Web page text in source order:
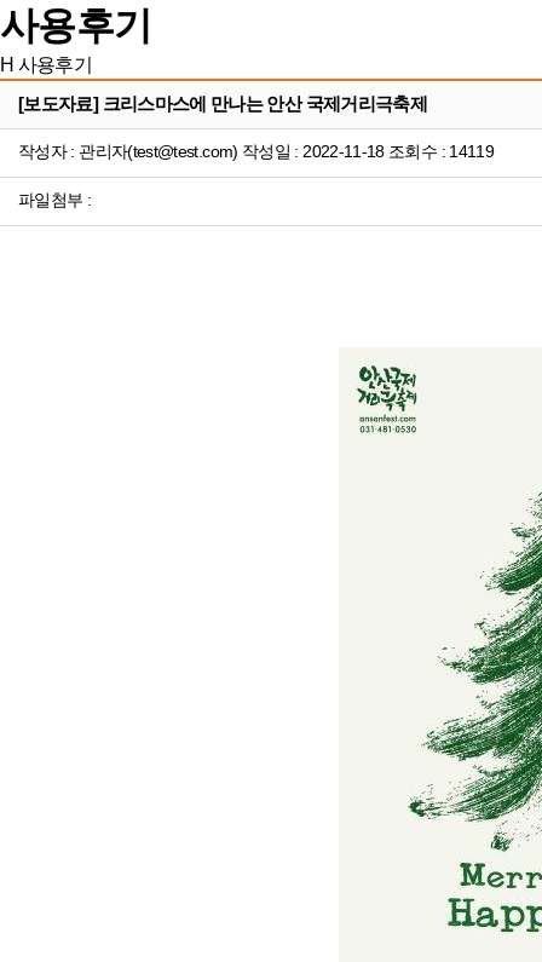
사용후기
H 사용후기
[보도자료] 크리스마스에 만나는 안산 국제거리극축제
작성자 : 관리자(test@test.com) 작성일 : 2022-11-18 조회수 : 14119
파일첨부 :